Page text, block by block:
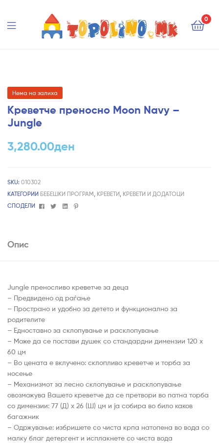
0
Нема на залиха
Креветче преносно Moon Navy –
Jungle
3,280.00ден
SKU: 010302
КАТЕГОРИИ БЕБЕШКИ ПРОГРАМ КРЕВЕТИ КРЕВЕТИ И ДОДАТОЦИ
СПОДЕЛИ
FacebookTwitterLinkedin
Pinterest
Опис
Jungle преносливо креветче за деца
– Предвидено од раѓање
– Пространо и удобно за детето и функционално за
родителите
– Едноставно за склопување и расклопување
– Може да се постави душек со стандардни димензии 120 x
60 цм
– Во цената е вклучено: склопливо креветче и торба за
носење
– Механизмот за лесно склопување и расклопување
овозможува Вашето креветче да се претвори во патна торба
со димензии: 77 (Д) x 26 (Ш) цм и ја собира во било каков
багажник
– Одржување: избришете со чиста крпа натопена во вода со
малку благ детергент и исплакнете со чиста вода